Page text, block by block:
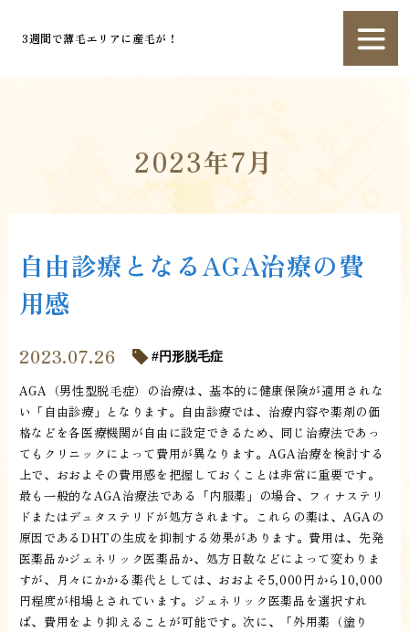
3週間で薄毛エリアに産毛が！
2023年7月
自由診療となるAGA治療の費
用感
2023.07.26 円形脱毛症
AGA（男性型脱毛症）の治療は、基本的に健康保険が適用されな
い「自由診療」となります。自由診療では、治療内容や薬剤の価
格などを各医療機関が自由に設定できるため、同じ治療法であっ
てもクリニックによって費用が異なります。AGA治療を検討する
上で、おおよその費用感を把握しておくことは非常に重要です。
最も一般的なAGA治療法である「内服薬」の場合、フィナステリ
ドまたはデュタステリドが処方されます。これらの薬は、AGAの
原因であるDHTの生成を抑制する効果があります。費用は、先発
医薬品かジェネリック医薬品か、処方日数などによって変わりま
すが、月々にかかる薬代としては、おおよそ5,000円から10,000
円程度が相場とされています。ジェネリック医薬品を選択すれ
ば、費用をより抑えることが可能です。次に、「外用薬（塗り